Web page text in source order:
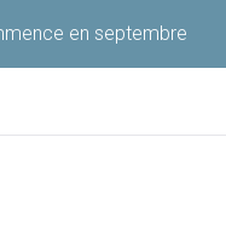
en septembre